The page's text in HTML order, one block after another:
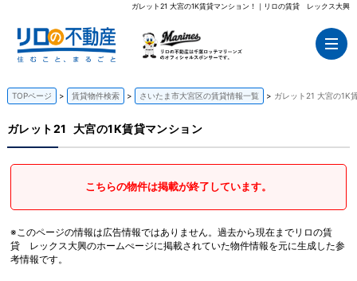
ガレット21 大宮の1K賃貸マンション！｜リロの賃貸 レックス大興
TOPページ 賃貸物件検索 さいたま市大宮区の賃貸情報一覧 ガレット21 大宮の1K
ガレット21 大宮の1K賃貸マンション
こちらの物件は掲載が終了しています。
※このページの情報は広告情報ではありません。過去から現在までリロの賃
貸 レックス大興のホームぺージに掲載されていた物件情報を元に生成した参
考情報です。